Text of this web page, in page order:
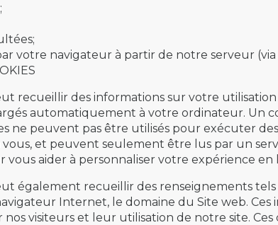
votre navigateur à partir de notre serveur (via
recueillir des informations sur votre
automatiquement à votre ordinateur. Un
ne peuvent pas être utilisés pour exécuter
vous, et peuvent seulement être lus par un
vous aider à personnaliser votre expérience en
également recueillir des renseignements tels
Internet, le domaine du Site web.
nos visiteurs et leur utilisation de notre site.